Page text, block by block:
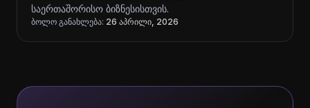
საერთაშორისო ბიზნესისთვის.
ბოლო განახლება: 26 აპრილი, 2026